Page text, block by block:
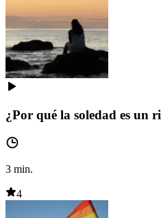
¿Por qué la soledad es un
3 min.
4